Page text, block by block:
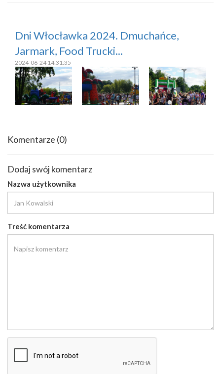
Dni Włocławka 2024. Dmuchańce,
Jarmark, Food Trucki...
2024-06-24 14:31:35
Komentarze (0)
Dodaj swój komentarz
Nazwa użytkownika
Treść komentarza